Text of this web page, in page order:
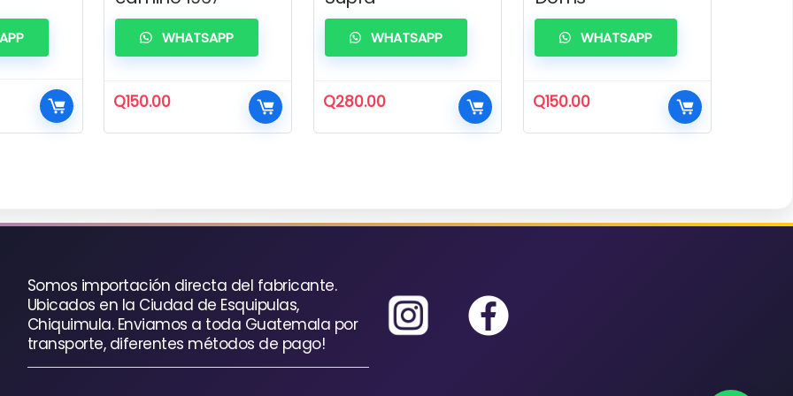
Q150.00
WHATSAPP
Q280.00
WHATSAPP
Q150.00
WHATSAPP
Somos importación directa del fabricante.
Ubicados en la Ciudad de Esquipulas,
Chiquimula. Enviamos a toda Guatemala por
transporte, diferentes métodos de pago!